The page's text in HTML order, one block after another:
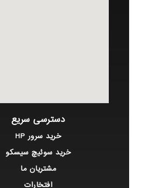
دسترسی سریع
خرید سرور HP
خرید سوئیچ سیسکو
مشتریان ما
افتخارات